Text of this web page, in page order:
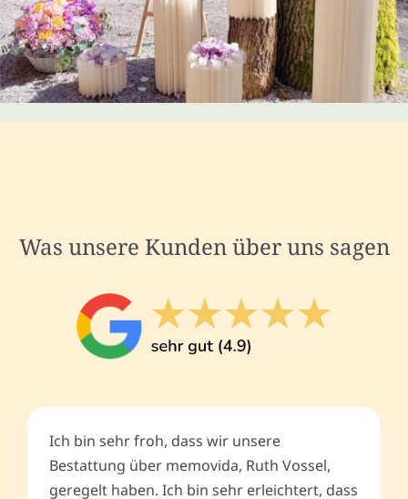
Was unsere Kunden über uns sagen
Ich bin sehr froh, dass wir unsere
Bestattung über memovida, Ruth Vossel,
geregelt haben. Ich bin sehr erleichtert, dass